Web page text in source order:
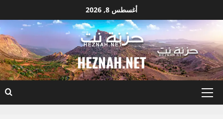
إلى
أغسطس 8, 2026
HEZNAH.NET
القائمة